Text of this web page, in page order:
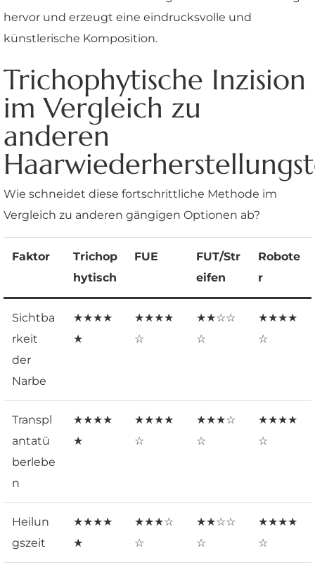
Trichophytische Inzision
im Vergleich zu
anderen
Wie schneidet diese fortschrittliche Methode im
Vergleich zu anderen gängigen Optionen ab?
Faktor
Trichop
hytisch
FUE
FUT/Str
eifen
Robote
r
Sichtba
rkeit
der
Narbe
★★★★
★
★★★★
☆
★★☆☆
☆
★★★★
☆
Transpl
antatü
berlebe
n
★★★★
★
★★★★
☆
★★★☆
☆
★★★★
☆
Heilun
gszeit
★★★★
★
★★★☆
☆
★★☆☆
☆
★★★★
☆